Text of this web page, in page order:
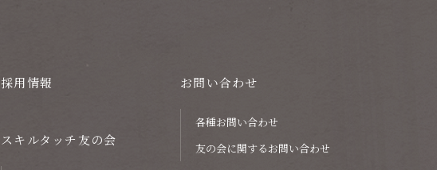
採用情報
スキルタッチ友の会
お問い合わせ
各種お問い合わせ
友の会に関するお問い合わせ